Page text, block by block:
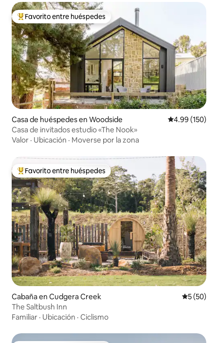
De los mejores en Favorito entre huéspedes
Favorito entre huéspedes
Casa de huéspedes en Woodside Calificación
4.99 (150)
Casa de invitados estudio «The Nook»
Valor · Ubicación · Moverse por la zona
De los mejores en Favorito entre huéspedes
Favorito entre huéspedes
Cabaña en Cudgera Creek
5 (50)
The Saltbush Inn
Familiar · Ubicación · Ciclismo